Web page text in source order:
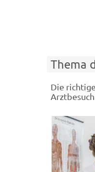
Thema
Die
Arztbesuch